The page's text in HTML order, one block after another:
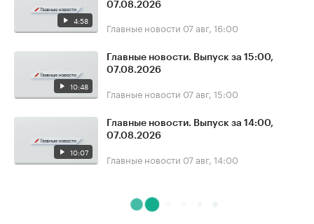
4:58
07.08.2026
Главные новости 07 авг, 16:00
10:48
Главные новости. Выпуск за 15:00,
07.08.2026
Главные новости 07 авг, 15:00
10:07
Главные новости. Выпуск за 14:00,
07.08.2026
Главные новости 07 авг, 14:00